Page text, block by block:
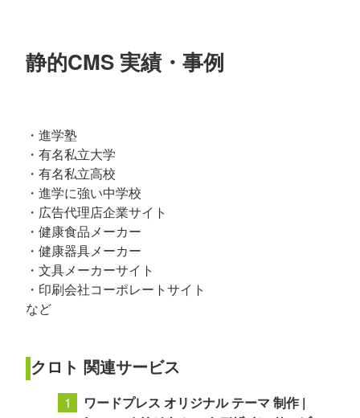
静的CMS 実績・事例
・進学塾
・有名私立大学
・有名私立高校
・健康食品メーカー
・健康器具メーカー
・文具メーカーサイト